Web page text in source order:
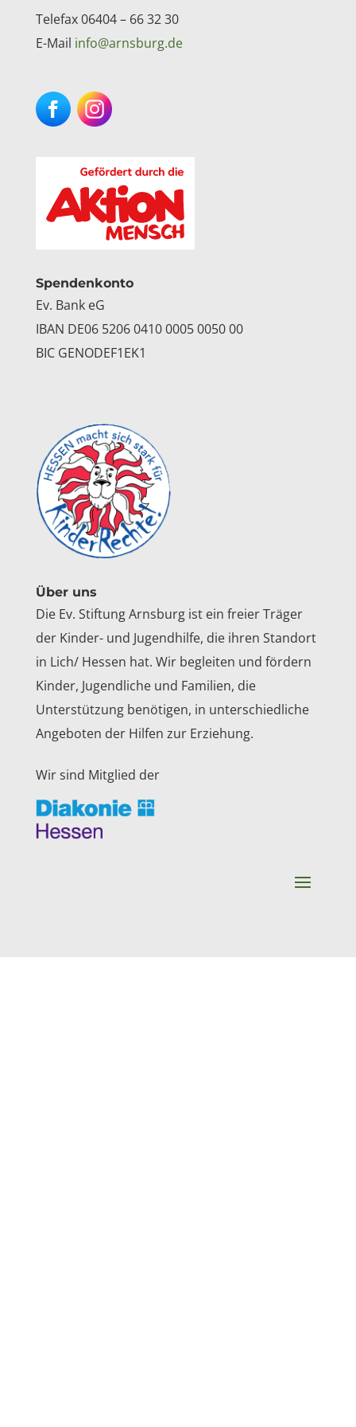
Telefax 06404 – 66 32 30
E-Mail info@arnsburg.de
Spendenkonto
Ev. Bank eG
IBAN DE06 5206 0410 0005 0050 00
BIC GENODEF1EK1
Über uns
Die Ev. Stiftung Arnsburg ist ein freier Träger
der Kinder- und Jugendhilfe, die ihren Standort
in Lich/ Hessen hat. Wir begleiten und fördern
Kinder, Jugendliche und Familien, die
Unterstützung benötigen, in unterschiedliche
Angeboten der Hilfen zur Erziehung.
Wir sind Mitglied der